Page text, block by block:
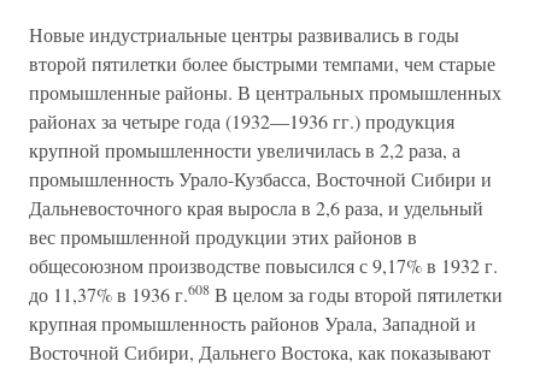
Новые индустриальные центры развивались в годы
второй пятилетки более быстрыми темпами, чем старые
промышленные районы. В центральных промышленных
районах за четыре года (1932—1936 гг.) продукция
крупной промышленности увеличилась в 2,2 раза, а
промышленность Урало-Кузбасса, Восточной Сибири и
Дальневосточного края выросла в 2,6 раза, и удельный
вес промышленной продукции этих районов в
общесоюзном производстве повысился с 9,17% в 1932 г.
до 11,37% в 1936 г.608 В целом за годы второй пятилетки
крупная промышленность районов Урала, Западной и
Восточной Сибири, Дальнего Востока, как показывают